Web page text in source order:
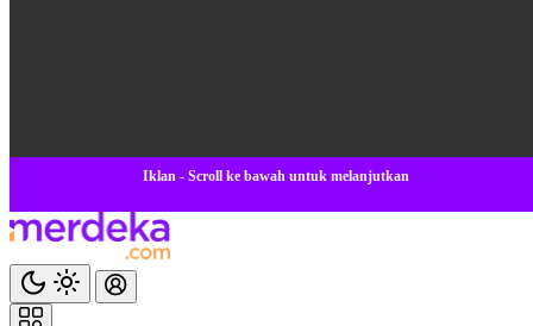
Iklan - Scroll ke bawah untuk melanjutkan